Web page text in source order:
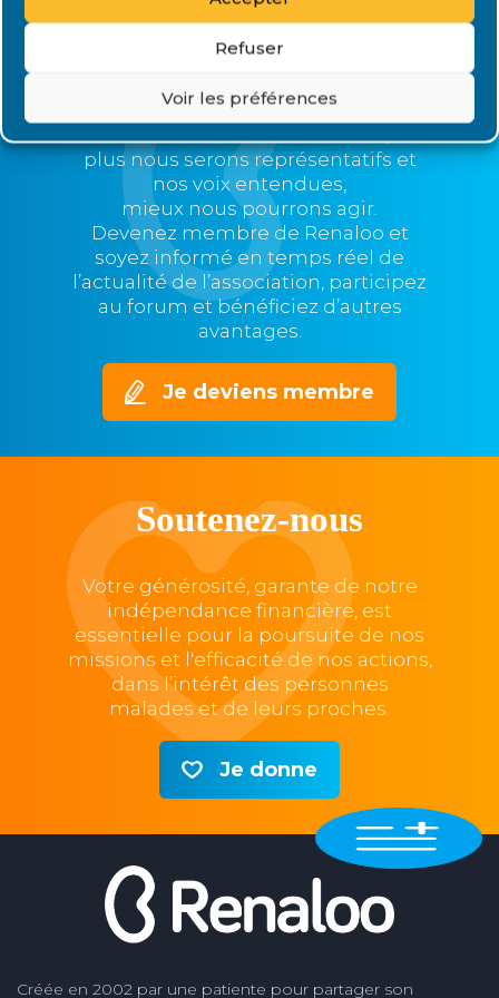
Refuser
Voir les préférences
Rejoignez Renaloo
plus nous serons représentatifs et
nos voix entendues,
mieux nous pourrons agir.
Devenez membre de Renaloo et
soyez informé en temps réel de
l’actualité de l’association, participez
au forum et bénéficiez d’autres
avantages.
Je deviens membre
Soutenez-nous
Votre générosité, garante de notre
indépendance financière, est
essentielle pour la poursuite de nos
missions et l'efficacité de nos actions,
dans l’intérêt des personnes
malades et de leurs proches.
Je donne
Créée en 2002 par une patiente pour partager son